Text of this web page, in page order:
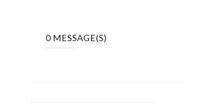
0 MESSAGE(S)